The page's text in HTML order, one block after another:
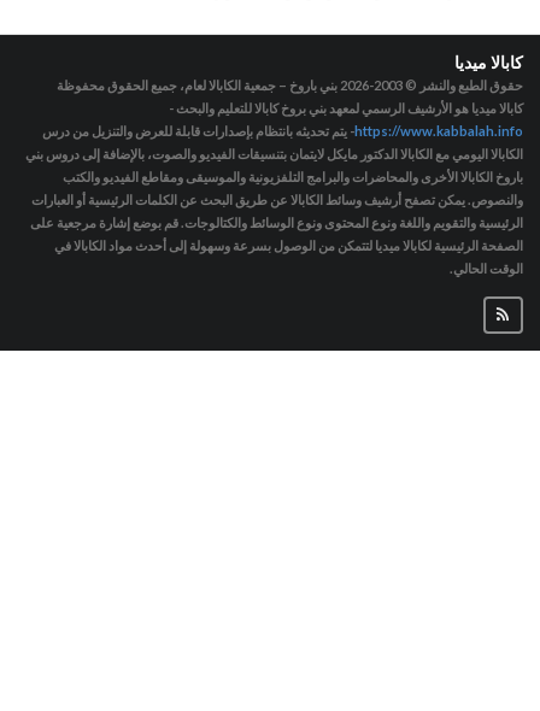
كابالا ميديا
حقوق الطبع والنشر © 2003-2026
بني باروخ – جمعية الكابالا لعام، جميع الحقوق محفوظة
كابالا ميديا هو الأرشيف الرسمي لمعهد بني بروخ كابالا للتعليم والبحث -
https://www.kabbalah.info- يتم تحديثه بانتظام بإصدارات قابلة للعرض والتنزيل من درس
الكابالا اليومي مع الكابالا الدكتور مايكل لايتمان بتنسيقات الفيديو والصوت، بالإضافة إلى دروس بني
باروخ الكابالا الأخرى والمحاضرات والبرامج التلفزيونية والموسيقى ومقاطع الفيديو والكتب
والنصوص. يمكن تصفح أرشيف وسائط الكابالا عن طريق البحث عن الكلمات الرئيسية أو العبارات
الرئيسية والتقويم واللغة ونوع المحتوى ونوع الوسائط والكتالوجات. قم بوضع إشارة مرجعية على
الصفحة الرئيسية لكابالا ميديا لتتمكن من الوصول بسرعة وسهولة إلى أحدث مواد الكابالا في
الوقت الحالي.